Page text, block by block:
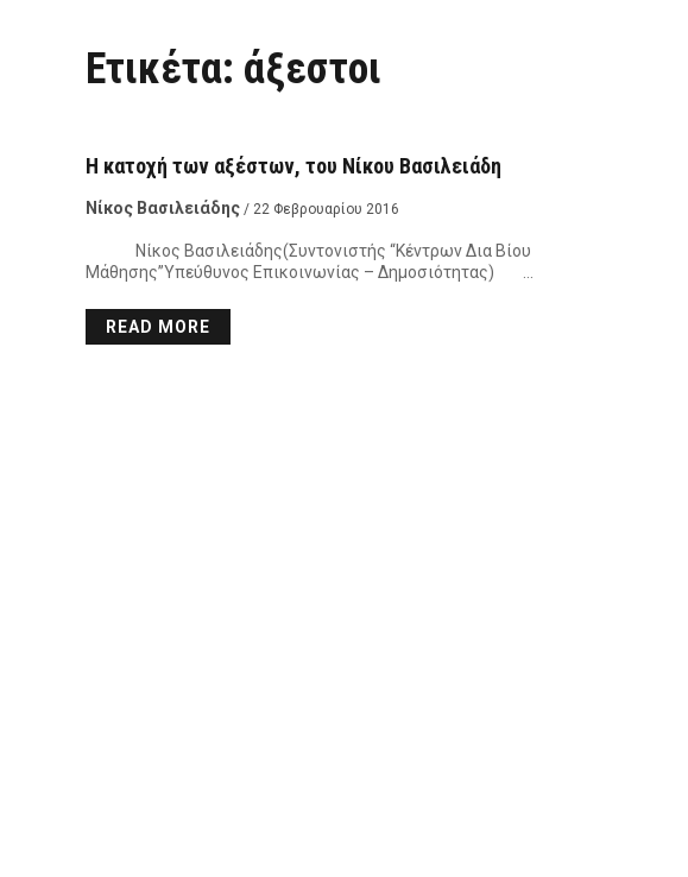
Ετικέτα: άξεστοι
Η κατοχή των αξέστων, του Νίκου Βασιλειάδη
Νίκος Βασιλειάδης / 22 Φεβρουαρίου 2016
Νίκος Βασιλειάδης(Συντονιστής “Κέντρων Δια Βίου
Μάθησης”Υπεύθυνος Επικοινωνίας – Δημοσιότητας) …
READ MORE